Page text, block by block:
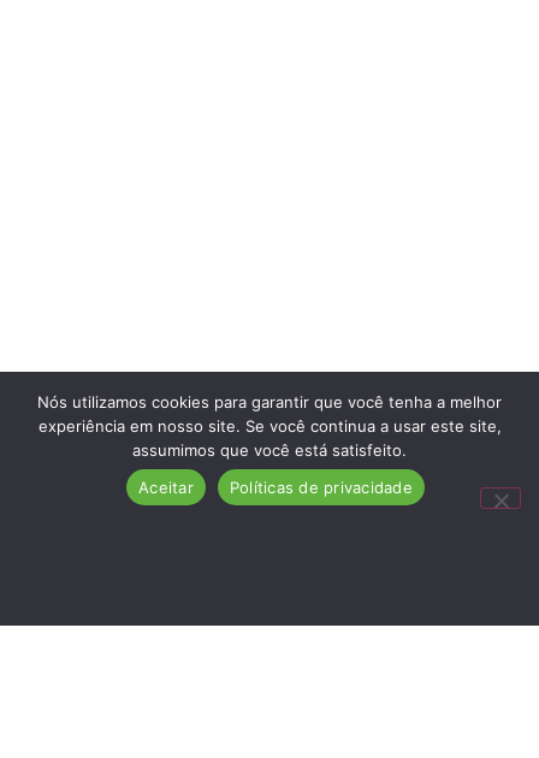
Nós utilizamos cookies para garantir que você tenha a melhor
experiência em nosso site. Se você continua a usar este site,
assumimos que você está satisfeito.
Aceitar
Políticas de privacidade